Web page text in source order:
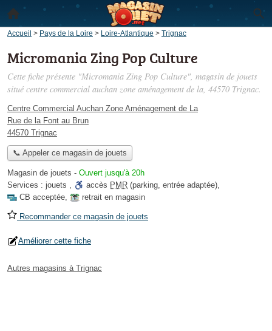
Accueil > Pays de la Loire > Loire-Atlantique > Trignac
Micromania Zing Pop Culture
Cette fiche présente "Micromania Zing Pop Culture", magasin de jouets
situé centre commercial auchan zone aménagement de la, 44570 Trignac.
Centre Commercial Auchan Zone Aménagement de La
Rue de la Font au Brun
44570 Trignac
📞 Appeler ce magasin de jouets
Magasin de jouets - Ouvert jusqu'à 20h
Services : jouets , accès PMR (parking, entrée adaptée),
CB acceptée, retrait en magasin
Recommander ce magasin de jouets
Améliorer cette fiche
Autres magasins à Trignac